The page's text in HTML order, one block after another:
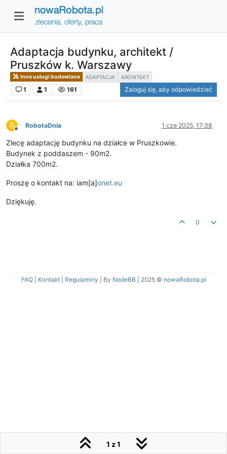
Adaptacja budynku, architekt /
Pruszków k. Warszawy
Inne usługi budowlane ADAPTACJA ARCHITEKT
1 1 161 Zaloguj się, aby odpowiedzieć
R
Niedostępny
RobotaDnia 1 cze 2025, 17:38
Zlecę adaptację budynku na działce w Pruszkowie.
Budynek z poddaszem - 90m2.
Działka 700m2.
Proszę o kontakt na: iam[a]onet.eu
Dziękuję.
0
1 z 1
FAQ| Kontakt| Regulaminy | By NodeBB 2025 © nowaRobota.pl